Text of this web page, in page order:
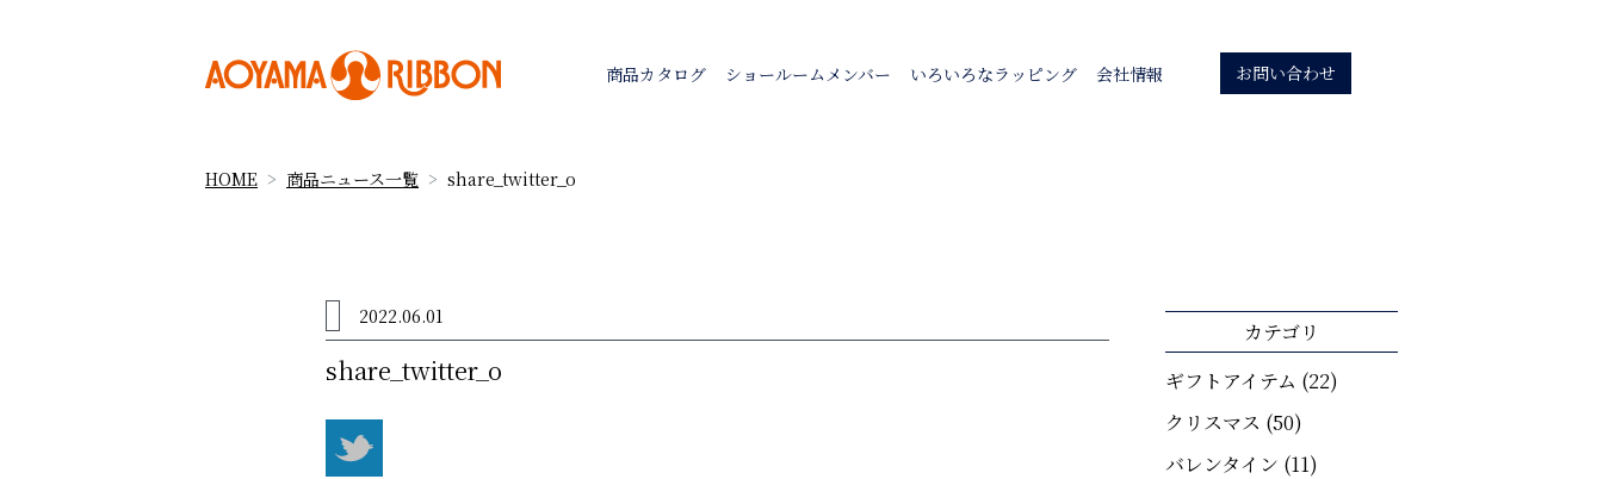
商品カタログ ショールームメンバー いろいろなラッピング 会社情報 お問い合わせ
HOME 商品ニュース一覧 share_twitter_o
2022.06.01
share_twitter_o
カテゴリ
ギフトアイテム (22)
クリスマス (50)
バレンタイン (11)